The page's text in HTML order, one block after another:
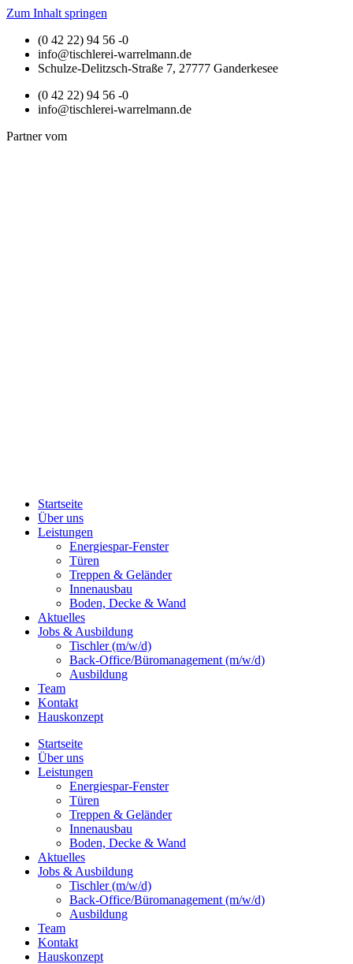
Zum Inhalt springen
(0 42 22) 94 56 -0
info@tischlerei-warrelmann.de
Schulze-Delitzsch-Straße 7, 27777 Ganderkesee
(0 42 22) 94 56 -0
info@tischlerei-warrelmann.de
Partner vom
Startseite
Über uns
Leistungen
Energiespar-Fenster
Türen
Treppen & Geländer
Innenausbau
Boden, Decke & Wand
Aktuelles
Jobs & Ausbildung
Tischler (m/w/d)
Back-Office/Büromanagement (m/w/d)
Ausbildung
Team
Kontakt
Hauskonzept
Startseite
Über uns
Leistungen
Energiespar-Fenster
Türen
Treppen & Geländer
Innenausbau
Boden, Decke & Wand
Aktuelles
Jobs & Ausbildung
Tischler (m/w/d)
Back-Office/Büromanagement (m/w/d)
Ausbildung
Team
Kontakt
Hauskonzept